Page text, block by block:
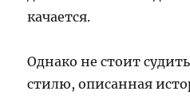
качается.
Однако не стоит
стилю, описанная